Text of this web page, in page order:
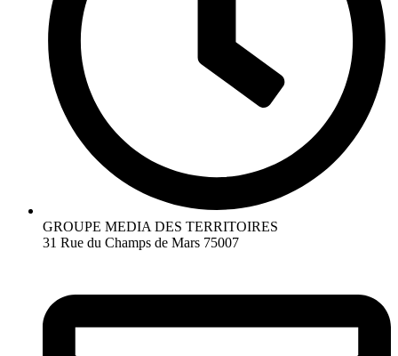
GROUPE MEDIA DES TERRITOIRES
31 Rue du Champs de Mars 75007